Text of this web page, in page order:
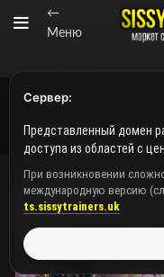
←
Меню
Сервер:
Представленный домен
доступа из областей с
При возникновении
международную версию
ts.sissytrainers.uk